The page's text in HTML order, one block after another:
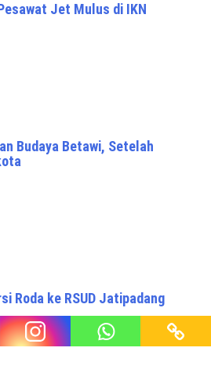
Jet Mulus di IKN
Budaya Betawi, Setelah
Roda ke RSUD Jatipadang